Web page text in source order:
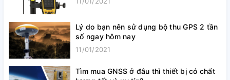
Lý do bạn nên sử dụng bộ thu GPS 2 tần
số ngay hôm nay
11/01/2021
Tìm mua GNSS ở đâu thì thiết bị có chất